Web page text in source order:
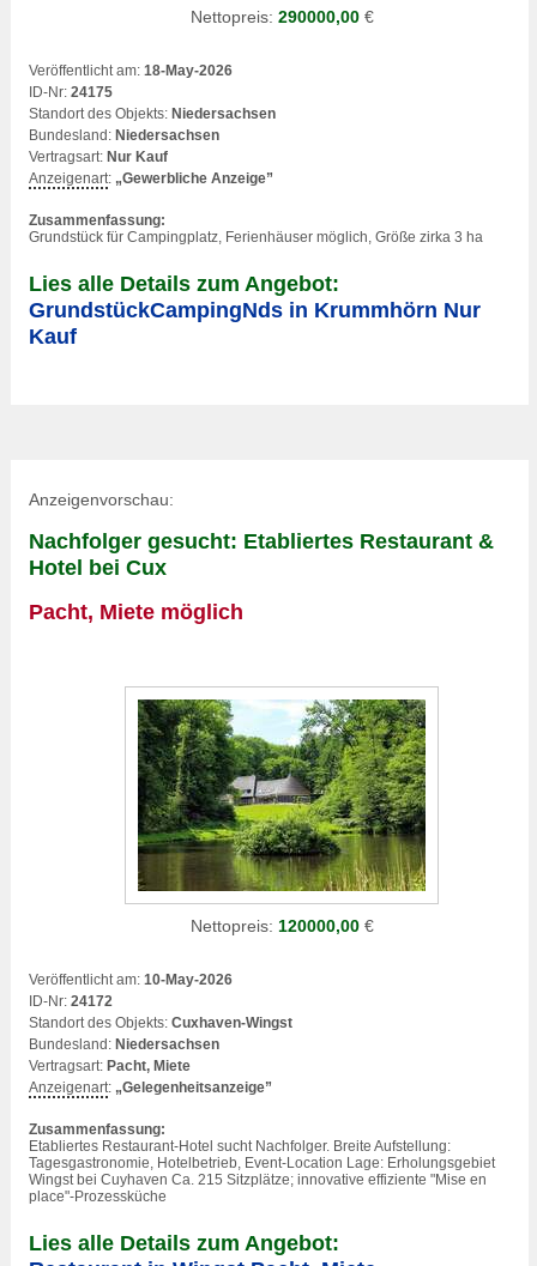
Nettopreis: 290000,00€
Veröffentlicht am: 18-May-2026
ID-Nr: 24175
Standort des Objekts: Niedersachsen
Bundesland: Niedersachsen
Vertragsart: Nur Kauf
Anzeigenart: „Gewerbliche Anzeige”
Zusammenfassung:
Grundstück für Campingplatz, Ferienhäuser möglich, Größe zirka 3 ha
Lies alle Details zum Angebot:
GrundstückCampingNds in Krummhörn Nur
Kauf
Anzeigenvorschau:
Nachfolger gesucht: Etabliertes Restaurant &
Hotel bei Cux
Pacht, Miete möglich
Nettopreis: 120000,00€
Veröffentlicht am: 10-May-2026
ID-Nr: 24172
Standort des Objekts: Cuxhaven-Wingst
Bundesland: Niedersachsen
Vertragsart: Pacht, Miete
Anzeigenart: „Gelegenheitsanzeige”
Zusammenfassung:
Etabliertes Restaurant-Hotel sucht Nachfolger. Breite Aufstellung:
Tagesgastronomie, Hotelbetrieb, Event-Location Lage: Erholungsgebiet
Wingst bei Cuyhaven Ca. 215 Sitzplätze; innovative effiziente "Mise en
place"-Prozessküche
Lies alle Details zum Angebot: